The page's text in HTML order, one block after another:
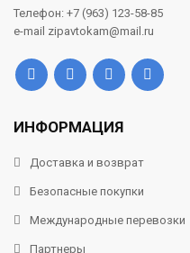
Телефон: +7 (963) 123-58-85
e-mail zipavtokam@mail.ru
ИНФОРМАЦИЯ
Доставка и возврат
Безопасные покупки
Международные перевозки
Партнеры